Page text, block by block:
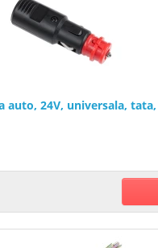
auto, 24V, universala, tata,